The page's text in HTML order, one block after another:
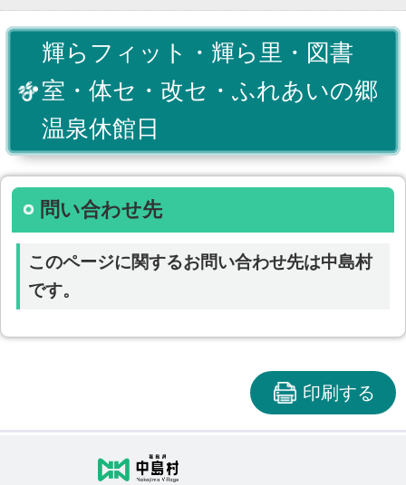
輝らフィット・輝ら里・図書
室・体セ・改セ・ふれあいの郷
温泉休館日
問い合わせ先
このページに関するお問い合わせ先は中島村
です。
印刷する